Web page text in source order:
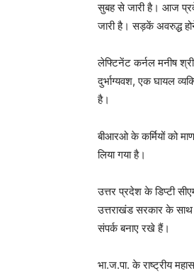
सुबह से जारी है। आज
जारी है। सड़कें अवरुद्ध
लेफ्टिनेंट कर्नल मनीष
दुर्भाग्यवश, एक घायल
है।
बीआरओ के कर्मियों को
लिया गया है।
उत्तर प्रदेश के डिप्टी
उत्तराखंड सरकार के साथ
संपर्क बनाए रखे हैं।
भा.ज.पा. के राष्ट्रीय